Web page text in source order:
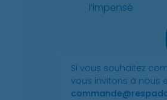
l’impensé
Si vous souhaitez
vous invitons à nous